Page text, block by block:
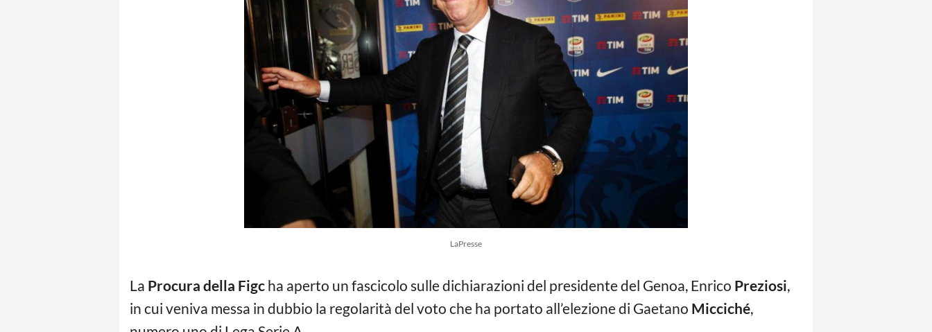
LaPresse
La Procura della Figc ha aperto un fascicolo sulle dichiarazioni del presidente del Genoa, Enrico Preziosi,
in cui veniva messa in dubbio la regolarità del voto che ha portato all’elezione di Gaetano Micciché,